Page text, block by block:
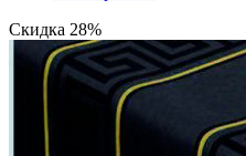
Скидка 28%